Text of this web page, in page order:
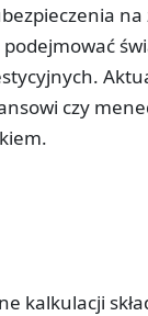
czy
kalkulacji